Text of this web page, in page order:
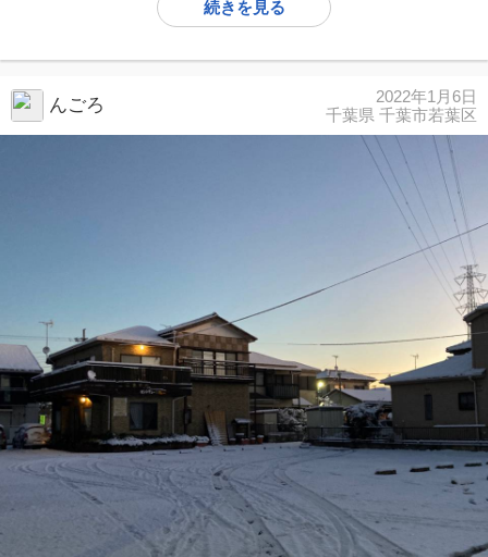
続きを見る
んごろ
2022年1月6日
千葉県 千葉市若葉区